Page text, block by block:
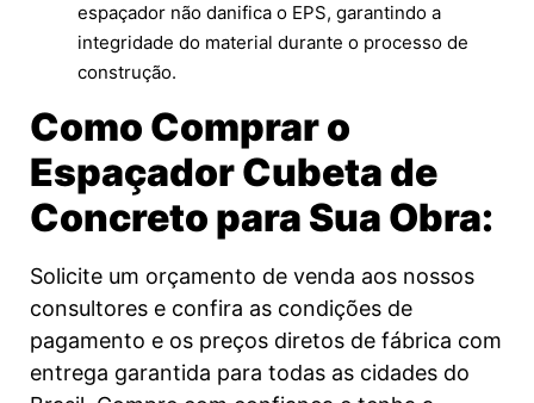
espaçador não danifica o EPS, garantindo a
integridade do material durante o processo de
construção.
Como Comprar o
Espaçador Cubeta de
Concreto para Sua Obra:
Solicite um orçamento de venda aos nossos
consultores e confira as condições de
pagamento e os preços diretos de fábrica com
entrega garantida para todas as cidades do